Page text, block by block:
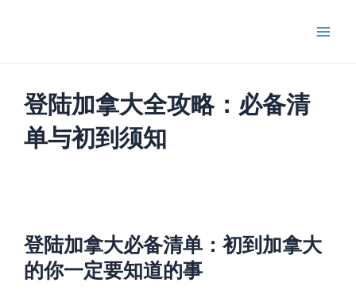
登陆加拿大全攻略：必备清
单与初到须知
登陆加拿大必备清单：初到加拿大
的你一定要知道的事